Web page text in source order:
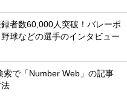
者数60,000人突破！バレーボ
球などの選手のインタビュー
索で「Number Web」の記事